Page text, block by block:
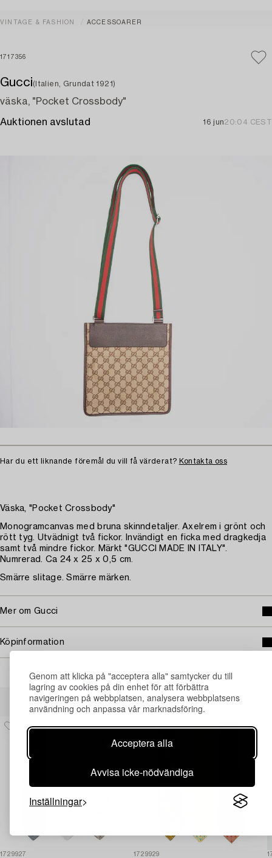
Genom att klicka på "acceptera alla" samtycker du till
lagring av cookies på din enhet för att förbättra
navigeringen på webbplatsen, analysera webbplatsens
användning och anpassa vår marknadsföring.
Acceptera alla
Avvisa icke-nödvändiga
Inställningar
VINTAGE & FASHION ACCESSOARER
1717356
Gucci(Italien, Grundat 1921)
väska, "Pocket Crossbody"
Auktionen avslutad 16 jun20:04 CEST
Har du ett liknande föremål du vill få värderat? Kontakta oss
Väska, "Pocket Crossbody"
Monogramcanvas med bruna skinndetaljer. Axelrem i grönt och
rött tyg. Utvädnigt två fickor. Invändigt en ficka med dragkedja
samt två mindre fickor. Märkt "GUCCI MADE IN ITALY".
Numrerad. Ca 24 x 25 x 0,5 cm.
Smärre slitage. Smärre märken.
Mer om Gucci
Köpinformation
Andra har även tittat på
1729927 1729929